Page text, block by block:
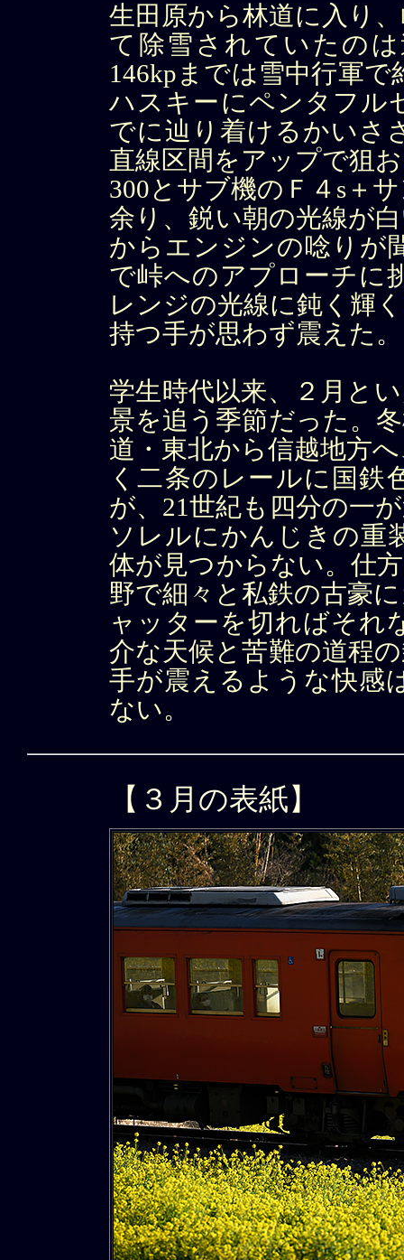
生田原から林道に入り
て除雪されていたの
146kpまでは雪中行軍
ハスキーにペンタフル
でに辿り着けるかいさ
直線区間をアップで狙
300とサブ機のＦ４s＋
余り、鋭い朝の光線が
からエンジンの唸りが
で峠へのアプローチに
レンジの光線に鈍く輝
持つ手が思わず震えた。
学生時代以来、２月と
景を追う季節だった。
道・東北から信越地方
く二条のレールに国鉄
が、21世紀も四分の一
ソレルにかんじきの重
体が見つからない。仕
野で細々と私鉄の古豪
ャッターを切ればそれ
介な天候と苦難の道程
手が震えるような快感
ない。
【３月の表紙】